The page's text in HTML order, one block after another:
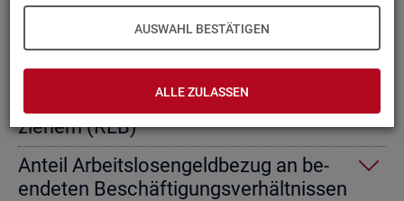
AUSWAHL BESTÄTIGEN
ALLE ZULASSEN
Ab­gangs­ra­te von Ar­beits­lo­sen­geld­
emp­fän­gern
Ab­gangs­ra­te von Re­gel­leis­tungs­be­
zie­hern (RLB)
An­teil Ar­beits­lo­sen­geld­be­zug an be­
en­de­ten Be­schäf­ti­gungs­ver­hält­nis­sen